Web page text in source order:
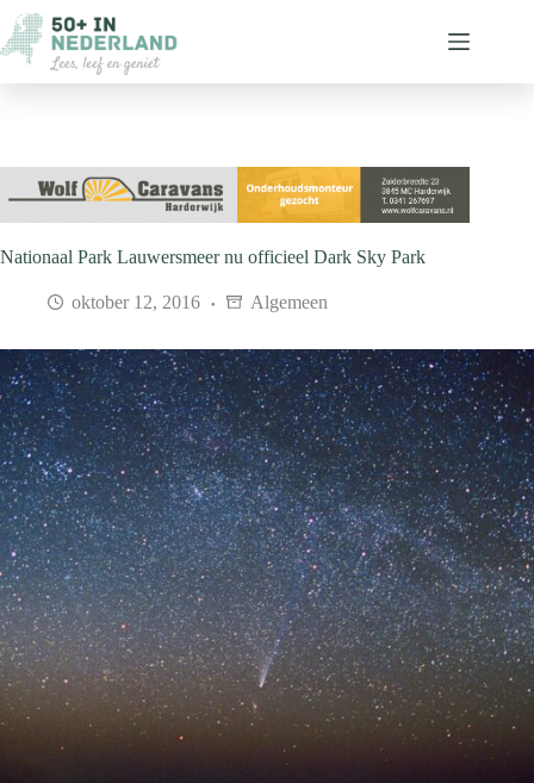
naar
de
inhoud
Nationaal Park Lauwersmeer nu officieel Dark Sky Park
oktober 12, 2016 Algemeen